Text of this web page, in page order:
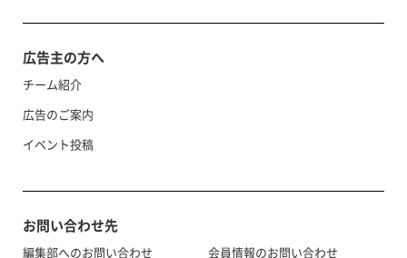
広告主の方へ
チーム紹介
広告のご案内
イベント投稿
お問い合わせ先
編集部へのお問い合わせ 会員情報のお問い合わせ